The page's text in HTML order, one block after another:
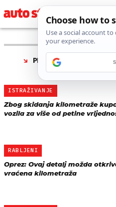
PRONAĐENO 24
ISTRAŽIVANJE
Zbog skidanja kilometraže
vozila za više od petine
RABLJENI
Oprez: Ovaj detalj možda
vraćena kilometraža